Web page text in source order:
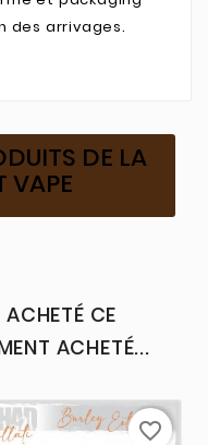
des arrivages.
DE LA
VAPE
CE
ACHETÉ...
favorite_border